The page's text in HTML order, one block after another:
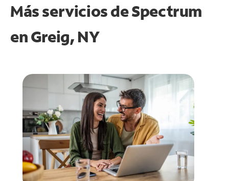
Más servicios de Spectrum
enGreig, NY